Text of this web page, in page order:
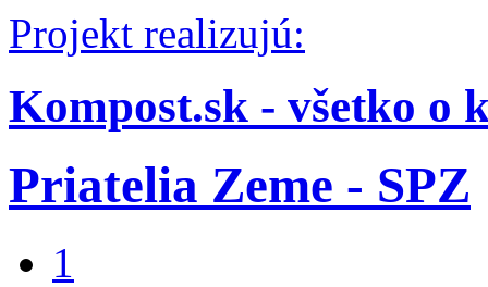
Projekt realizujú:
Kompost.sk - všetko o
Priatelia Zeme - SPZ
1